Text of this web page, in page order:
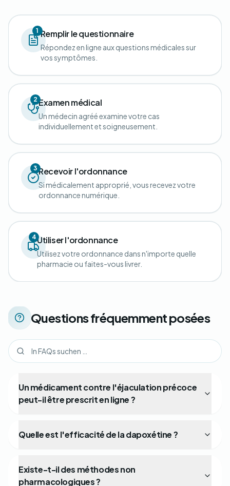
1 Remplir le questionnaire
Répondez en ligne aux questions médicales sur
vos symptômes.
2Examen médical
Un médecin agréé examine votre cas
individuellement et soigneusement.
3 Recevoir l'ordonnance
Si médicalement approprié, vous recevez votre
ordonnance numérique.
4Utiliser l'ordonnance
Utilisez votre ordonnance dans n'importe quelle
pharmacie ou faites-vous livrer.
Questions fréquemment posées
Un médicament contre l'éjaculation précoce
peut-il être prescrit en ligne ?
Quelle est l'efficacité de la dapoxétine ?
Existe-t-il des méthodes non
pharmacologiques ?